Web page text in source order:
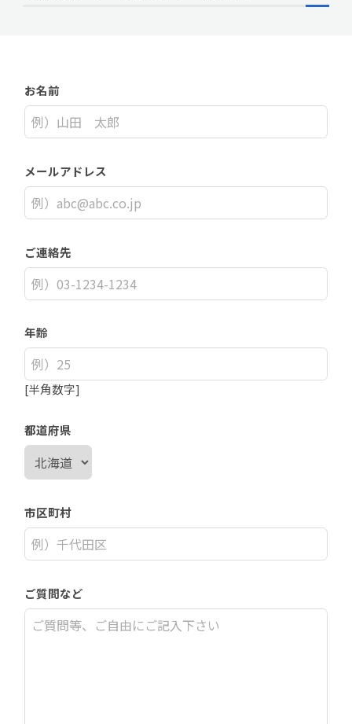
お名前
メールアドレス
ご連絡先
年齢
[半角数字]
都道府県
市区町村
ご質問など